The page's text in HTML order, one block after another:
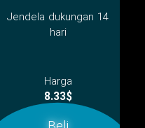
Jendela dukungan 14
hari
Harga
8.33$